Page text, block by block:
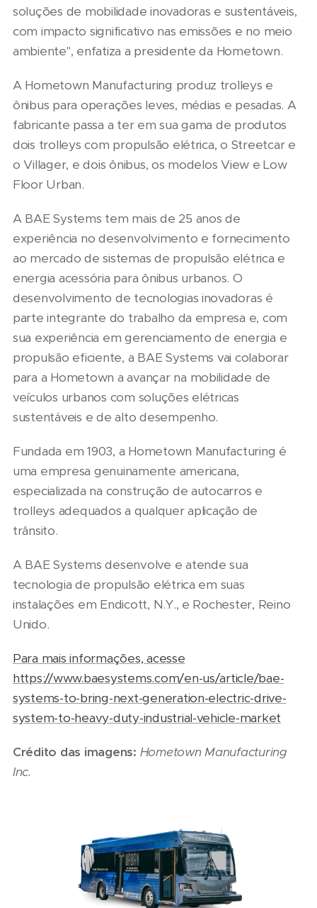
soluções de mobilidade inovadoras e sustentáveis,
com impacto significativo nas emissões e no meio
ambiente", enfatiza a presidente da Hometown.
A Hometown Manufacturing produz trolleys e
ônibus para operações leves, médias e pesadas. A
fabricante passa a ter em sua gama de produtos
dois trolleys com propulsão elétrica, o Streetcar e
o Villager, e dois ônibus, os modelos View e Low
Floor Urban.
A BAE Systems tem mais de 25 anos de
experiência no desenvolvimento e fornecimento
ao mercado de sistemas de propulsão elétrica e
energia acessória para ônibus urbanos. O
desenvolvimento de tecnologias inovadoras é
parte integrante do trabalho da empresa e, com
sua experiência em gerenciamento de energia e
propulsão eficiente, a BAE Systems vai colaborar
para a Hometown a avançar na mobilidade de
veículos urbanos com soluções elétricas
sustentáveis e de alto desempenho.
Fundada em 1903, a Hometown Manufacturing é
uma empresa genuinamente americana,
especializada na construção de autocarros e
trolleys adequados a qualquer aplicação de
trânsito.
A BAE Systems desenvolve e atende sua
tecnologia de propulsão elétrica em suas
instalações em Endicott, N.Y., e Rochester, Reino
Unido.
Para mais informações, acesse
https://www.baesystems.com/en-us/article/bae-
systems-to-bring-next-generation-electric-drive-
system-to-heavy-duty-industrial-vehicle-market
Crédito das imagens: Hometown Manufacturing
Inc.